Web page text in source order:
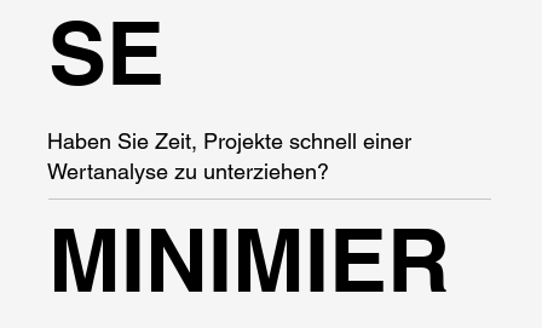
SE
Haben Sie Zeit, Projekte schnell einer
Wertanalyse zu unterziehen?
MINIMIER